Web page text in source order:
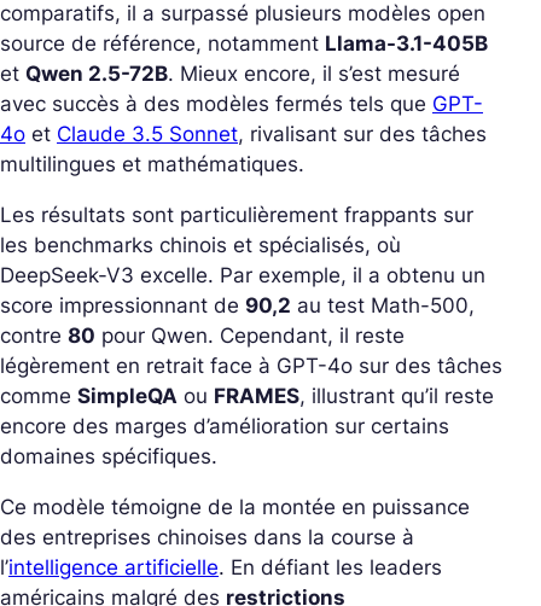
comparatifs, il a surpassé plusieurs modèles open
source de référence, notamment Llama-3.1-405B
et Qwen 2.5-72B. Mieux encore, il s’est mesuré
avec succès à des modèles fermés tels que GPT-
4o et Claude 3.5 Sonnet, rivalisant sur des tâches
multilingues et mathématiques.
Les résultats sont particulièrement frappants sur
les benchmarks chinois et spécialisés, où
DeepSeek-V3 excelle. Par exemple, il a obtenu un
score impressionnant de 90,2 au test Math-500,
contre 80 pour Qwen. Cependant, il reste
légèrement en retrait face à GPT-4o sur des tâches
comme SimpleQA ou FRAMES, illustrant qu’il reste
encore des marges d’amélioration sur certains
domaines spécifiques.
Ce modèle témoigne de la montée en puissance
des entreprises chinoises dans la course à
l’intelligence artificielle. En défiant les leaders
américains malgré des restrictions